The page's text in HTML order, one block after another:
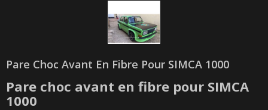
Pare Choc Avant En Fibre Pour SIMCA 1000
Pare choc avant en fibre pour SIMCA
1000